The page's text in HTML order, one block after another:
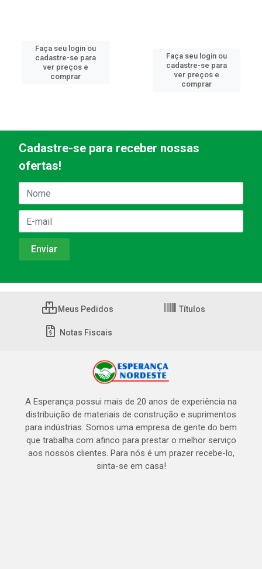
Faça seu login ou
cadastre-se para
ver preços e
comprar
Faça seu login ou
cadastre-se para
ver preços e
comprar
Cadastre-se para receber nossas
ofertas!
Meus Pedidos Títulos
Notas Fiscais
A Esperança possui mais de 20 anos de experiência na
distribuição de materiais de construção e suprimentos
para indústrias. Somos uma empresa de gente do bem
que trabalha com afinco para prestar o melhor serviço
aos nossos clientes. Para nós é um prazer recebe-lo,
sinta-se em casa!